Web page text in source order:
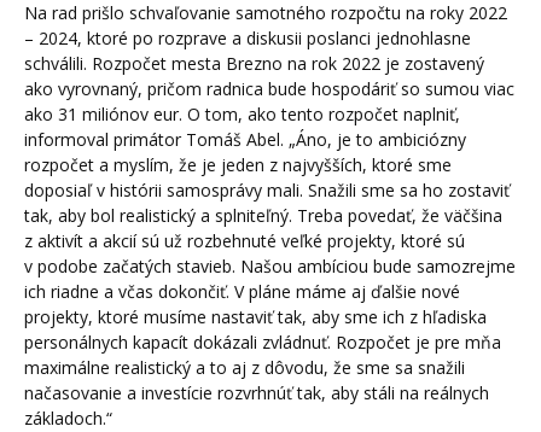
Na rad prišlo schvaľovanie samotného rozpočtu na roky 2022
– 2024, ktoré po rozprave a diskusii poslanci jednohlasne
schválili. Rozpočet mesta Brezno na rok 2022 je zostavený
ako vyrovnaný, pričom radnica bude hospodáriť so sumou viac
ako 31 miliónov eur. O tom, ako tento rozpočet naplniť,
informoval primátor Tomáš Abel. „Áno, je to ambiciózny
rozpočet a myslím, že je jeden z najvyšších, ktoré sme
doposiaľ v histórii samosprávy mali. Snažili sme sa ho zostaviť
tak, aby bol realistický a splniteľný. Treba povedať, že väčšina
z aktivít a akcií sú už rozbehnuté veľké projekty, ktoré sú
v podobe začatých stavieb. Našou ambíciou bude samozrejme
ich riadne a včas dokončiť. V pláne máme aj ďalšie nové
projekty, ktoré musíme nastaviť tak, aby sme ich z hľadiska
personálnych kapacít dokázali zvládnuť. Rozpočet je pre mňa
maximálne realistický a to aj z dôvodu, že sme sa snažili
načasovanie a investície rozvrhnúť tak, aby stáli na reálnych
základoch.“